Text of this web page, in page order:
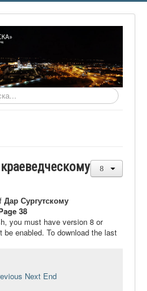
Дар Сургутскому
38
you must have version 8 or
enabled. To download the last
Next End